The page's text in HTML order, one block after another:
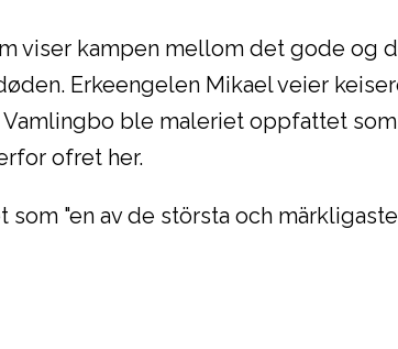
viser kampen mellom det gode og
Erkeengelen Mikael veier
ble maleriet oppfattet
ofret her.
som "en av de största och